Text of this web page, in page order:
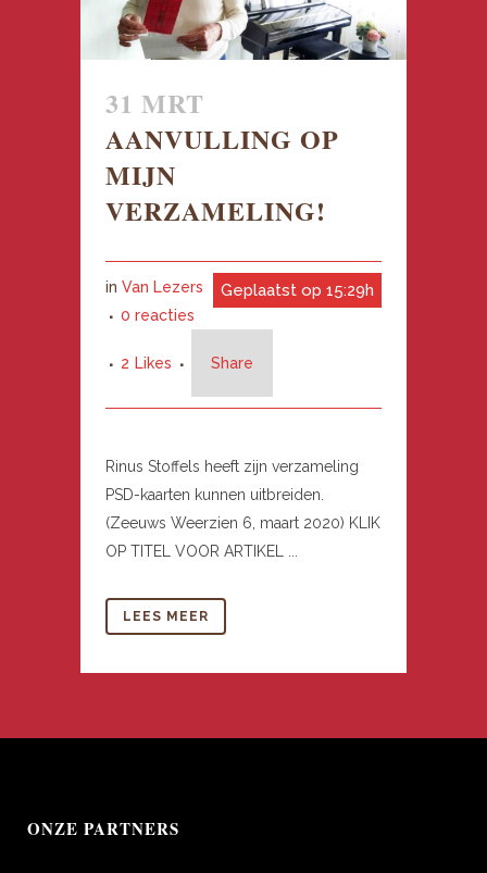
31 MRT
AANVULLING OP
MIJN
VERZAMELING!
Geplaatst op 15:29h
in Van Lezers
0 reacties
2 Likes Share
Rinus Stoffels heeft zijn verzameling
PSD-kaarten kunnen uitbreiden.
(Zeeuws Weerzien 6, maart 2020) KLIK
OP TITEL VOOR ARTIKEL ...
LEES MEER
ONZE PARTNERS